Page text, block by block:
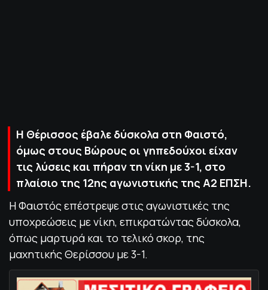
Η Θέρισσος έβαλε δύσκολα στη Φαιστό,
όμως στους Βώρους οι γηπεδούχοι είχαν
τις λύσεις και πήραν τη νίκη με 3-1, στο
πλαίσιο της 12ης αγωνιστικής της Α2 ΕΠΣΗ.
Η Φαιστός επέστρεψε στις αγωνιστικές της
υποχρεώσεις με νίκη, επικρατώντας δύσκολα,
όπως μαρτυρά και το τελικό σκορ, της
μαχητικής Θερίσσου με 3-1.